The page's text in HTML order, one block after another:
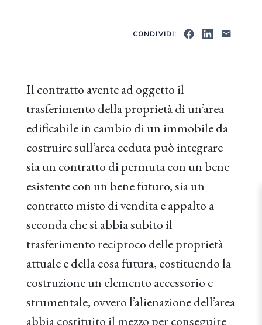
CONDIVIDI:
Il contratto avente ad oggetto il
trasferimento della proprietà di un’area
edificabile in cambio di un immobile da
costruire sull’area ceduta può integrare
sia un contratto di permuta con un bene
esistente con un bene futuro, sia un
contratto misto di vendita e appalto a
seconda che si abbia subito il
trasferimento reciproco delle proprietà
attuale e della cosa futura, costituendo la
costruzione un elemento accessorio e
strumentale, ovvero l’alienazione dell’area
abbia costituito il mezzo per conseguire